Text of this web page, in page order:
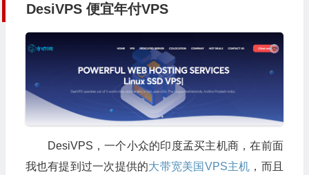
DesiVPS 便宜年付VPS
DesiVPS，一个小众的印度孟买主机商，在前面
我也有提到过一次提供的大带宽美国VPS主机 ，而且